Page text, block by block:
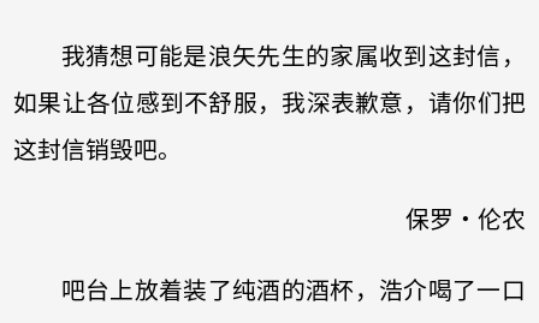
我猜想可能是浪矢先生的家属收到这封信，
如果让各位感到不舒服，我深表歉意，请你们把
这封信销毁吧。
保罗‧伦农
吧台上放着装了纯酒的酒杯，浩介喝了一口